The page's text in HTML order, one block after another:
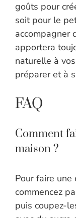
goûts pour
soit pour le
accompagner
apportera
naturelle à
préparer et à
FAQ
Comment
maison ?
Pour faire une
commencez
puis coupez-